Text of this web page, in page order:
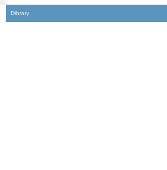
Dibrary